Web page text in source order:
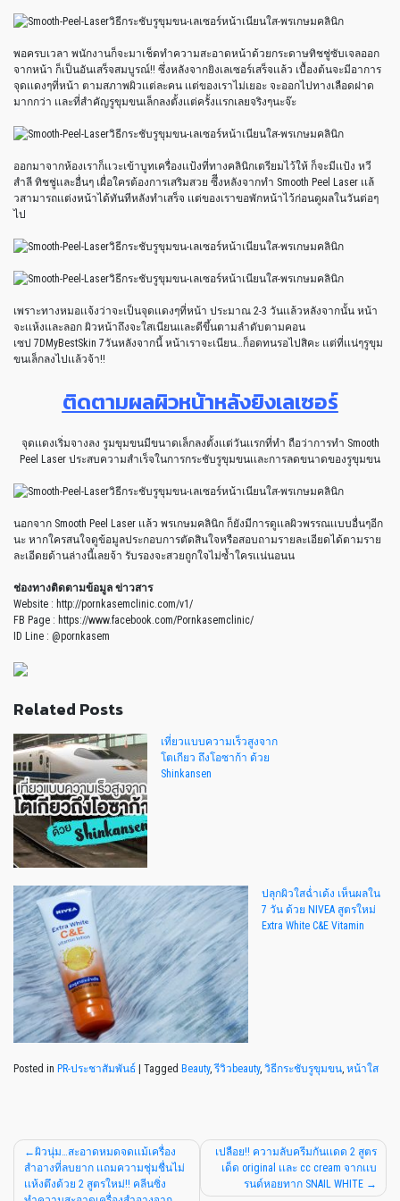
พอครบเวลา พนักงานก็จะมาเช็ดทำความสะอาดหน้าด้วยกระดาษทิชชู่ซับเจลออก
จากหน้า ก็เป็นอันเสร็จสมบูรณ์!! ซึ่งหลังจากยิงเลเซอร์เสร็จเเล้ว เบื้องต้นจะมีอาการ
จุดเเดงๆที่หน้า ตามสภาพผิวเเต่ละคน เเต่ของเราไม่เยอะ จะออกไปทางเลือดฝาด
มากกว่า เเละที่สำคัญรูขุมขนเล็กลงตั้งเเต่ครั้งเเรกเลยจริงๆนะจ๊ะ
ออกมาจากห้องเราก็เเวะเข้าบูทเครื่องเเป้งที่ทางคลินิกเตรียมไว้ให้ ก็จะมีเเป้ง หวี
สำลี ทิชชู่เเละอื่นๆ เผื่อใครต้องการเสริมสวย ซึีงหลังจากทำ Smooth Peel Laser เเล้
วสามารถเเต่งหน้าได้ทันทีหลังทำเสร็จ เเต่ของเราขอพักหน้าไว้ก่อนดูผลในวันต่อๆ
ไป
เพราะทางหมอเเจ้งว่าจะเป็นจุดเเดงๆที่หน้า ประมาณ 2-3 วันเเล้วหลังจากนั้น หน้า
จะเเห้งเเละลอก ผิวหน้าถึงจะใสเนียนเเละดีขึ้นตามลำดับตามคอน
เซป 7DMyBestSkin 7วันหลังจากนี้ หน้าเราจะเนียน…ก็อดทนรอไปสิคะ เเต่ที่เเน่ๆรูขุม
ขนเล็กลงไปเเล้วจ้า!!
ติดตามผลผิวหน้าหลังยิงเลเซอร์
จุดเเดงเริ่มจางลง รูมขุมขนมีขนาดเล็กลงตั้งเเต่วันเเรกที่ทำ ถือว่าการทำ Smooth
Peel Laser ประสบความสำเร็จในการกระชับรูขุมขนเเละการลดขนาดของรูขุมขน
นอกจาก Smooth Peel Laser เเล้ว พรเกษมคลินิก ก็ยังมีการดูเเลผิวพรรณเเบบอื่นๆอีก
นะ หากใครสนใจดูข้อมูลประกอบการตัดสินใจหรือสอบถามรายละเอียดได้ตามราย
ละเอีดยด้านล่างนี้เลยจ้า รับรองจะสวยถูกใจไม่ซ้ำใครเเน่นอนน
ช่องทางติดตามข้อมูล ข่าวสาร
Website : http://pornkasemclinic.com/v1/
FB Page : https://www.facebook.com/Pornkasemclinic/
ID Line : @pornkasem
Related Posts
เที่ยวแบบความเร็วสูงจาก
โตเกียว ถึงโอซาก้า ด้วย
Shinkansen
ปลุกผิวใสฉ่ำเด้ง เห็นผลใน
7 วัน ด้วย NIVEA สูตรใหม่
Extra White C&E Vitamin
Posted in PR-ประชาสัมพันธ์ Tagged Beauty,รีวิวbeauty, วิธีกระชับรูขุมขน, หน้าใส
ผิวนุ่ม…สะอาดหมดจดเเม้เครื่อง
สำอางที่ลบยาก เเถมความชุ่มชื่นไม่
เเห้งตึงด้วย 2 สูตรใหม่!! คลีนซิ่ง
เปลือย!! ความลับครีมกันเเดด 2 สูตร
เด็ด original เเละ cc cream จากเเบ
รนด์หอยทาก SNAIL WHITE